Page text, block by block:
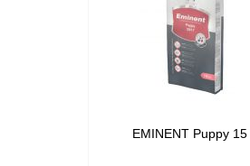
EMINENT Puppy 15